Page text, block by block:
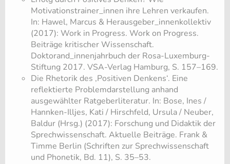
Motivationstrainer_innen ihre Lehren verkaufen.
In: Hawel, Marcus & Herausgeber_innenkollektiv
(2017): Work in Progress. Work on Progress.
Beiträge kritischer Wissenschaft.
Doktorand_innenjahrbuch der Rosa-Luxemburg-
Stiftung 2017. VSA-Verlag Hamburg, S. 157–169.
Die Rhetorik des ‚Positiven Denkens‘. Eine
reflektierte Problemdarstellung anhand
ausgewählter Ratgeberliteratur. In: Bose, Ines /
Hannken-Illjes, Kati / Hirschfeld, Ursula / Neuber,
Baldur (Hrsg.) (2017): Forschung und Didaktik der
Sprechwissenschaft. Aktuelle Beiträge. Frank &
Timme Berlin (Schriften zur Sprechwissenschaft
und Phonetik, Bd. 11), S. 35–53.